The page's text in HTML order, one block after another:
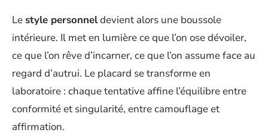
Le style personneldevient alors une boussole
intérieure. Il met en lumière ce que l’on ose dévoiler,
ce que l’on rêve d’incarner, ce que l’on assume face au
regard d’autrui. Le placard se transforme en
laboratoire : chaque tentative affine l’équilibre entre
conformité et singularité, entre camouflage et
affirmation.